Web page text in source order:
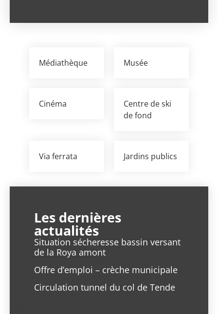
Médiathèque Musée
Cinéma
Centre de ski
de fond
Via ferrata Jardins publics
Les dernières
actualités
Situation sécheresse bassin versant
de la Roya amont
Offre d’emploi – crèche municipale
Circulation tunnel du col de Tende